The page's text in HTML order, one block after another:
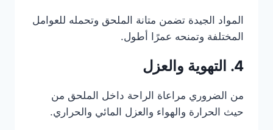
المواد الجيدة تضمن متانة الملحق وتحمله للعوامل
المختلفة وتمنحه عمرًا أطول.
4. التهوية والعزل
من الضروري مراعاة الراحة داخل الملحق من
حيث الحرارة والهواء والعزل المائي والحراري.